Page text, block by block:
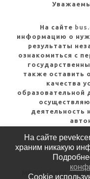
На сайте
информацию о
результаты
ознакомиться с
также оставить
качества
образовательной
деятельность
МБОУ Центр
На сайте
храним никакую
Cookie